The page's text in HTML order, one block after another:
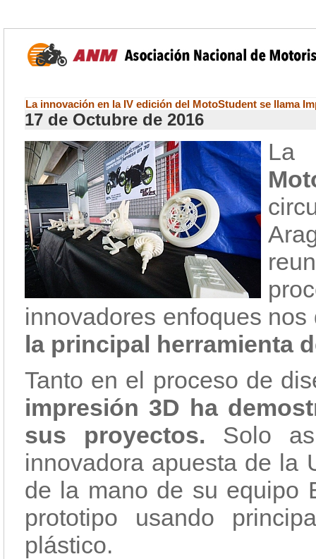
La innovación en la IV edición del MotoStudent se llama
17 de Octubre de 2016
La
innovadores enfoques
la principal herramienta
Tanto en el proceso de
impresión 3D ha
sus proyectos. Solo
innovadora apuesta de la
de la mano de su equipo
prototipo usando
plástico.